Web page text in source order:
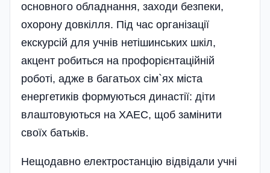
основного обладнання, заходи безпеки,
охорону довкілля. Під час органі­зації
екскурсій для учнів нетішинських шкіл,
акцент робиться на профорієнтаційній
роботі, адже в багатьох сім`ях міста
енергетиків формуються династії: діти
влаштовуються на ХАЕС, щоб замі­нити
своїх батьків.
Нещодавно електростанцію відвідали учні